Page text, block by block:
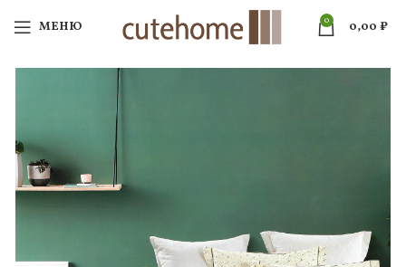
МЕНЮ 0 0,00 ₽